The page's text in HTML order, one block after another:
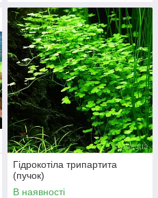
Гідрокотіла трипартита
(пучок)
В наявності